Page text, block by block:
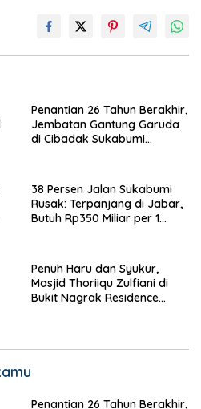
Penantian 26 Tahun Berakhir,
Jembatan Gantung Garuda
di Cibadak Sukabumi
38 Persen Jalan Sukabumi
Rusak: Terpanjang di Jabar,
Butuh Rp350 Miliar per 1
Penuh Haru dan Syukur,
Masjid Thoriiqu Zulfiani di
Bukit Nagrak Residence
Penantian 26 Tahun Berakhir,